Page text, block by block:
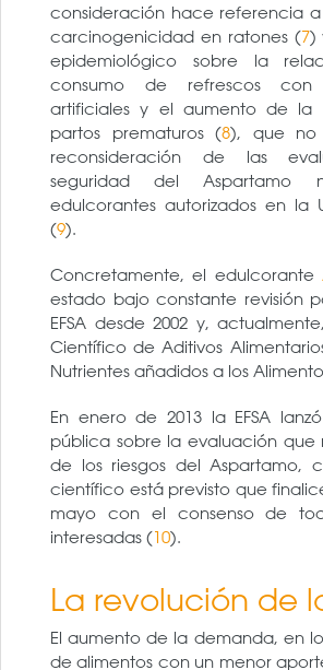
consideración hace referencia
carcinogenicidad en ratones (7)
epidemiológico sobre la
consumo de refrescos con
artificiales y el aumento de la
partos prematuros (8), que no
reconsideración de las
seguridad del
edulcorantes autorizados en la
(9).
Concretamente, el edulcorante
estado bajo constante revisión
EFSA desde 2002 y,
Científico de Aditivos
Nutrientes añadidos a los
En enero de 2013 la EFSA
pública sobre la evaluación que
de los riesgos del Aspartamo,
científico está previsto que
mayo con el consenso de
interesadas (10).
La revolución de
El aumento de la demanda, en
de alimentos con un menor